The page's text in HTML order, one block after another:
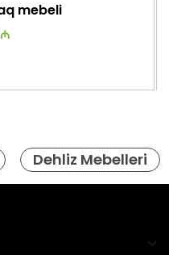
mebeli
Dehliz Mebelleri